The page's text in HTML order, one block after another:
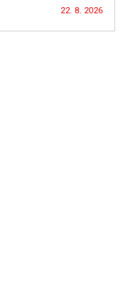
22. 8. 2026